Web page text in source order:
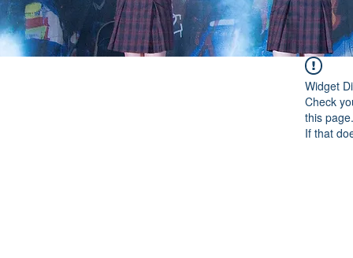
Widget
Check
this page.
If that